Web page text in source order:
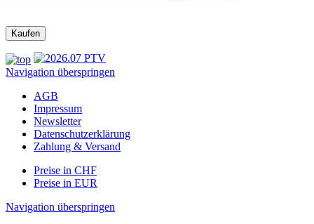
Navigation überspringen
AGB
Impressum
Newsletter
Datenschutzerklärung
Zahlung & Versand
Preise in CHF
Preise in EUR
Navigation überspringen